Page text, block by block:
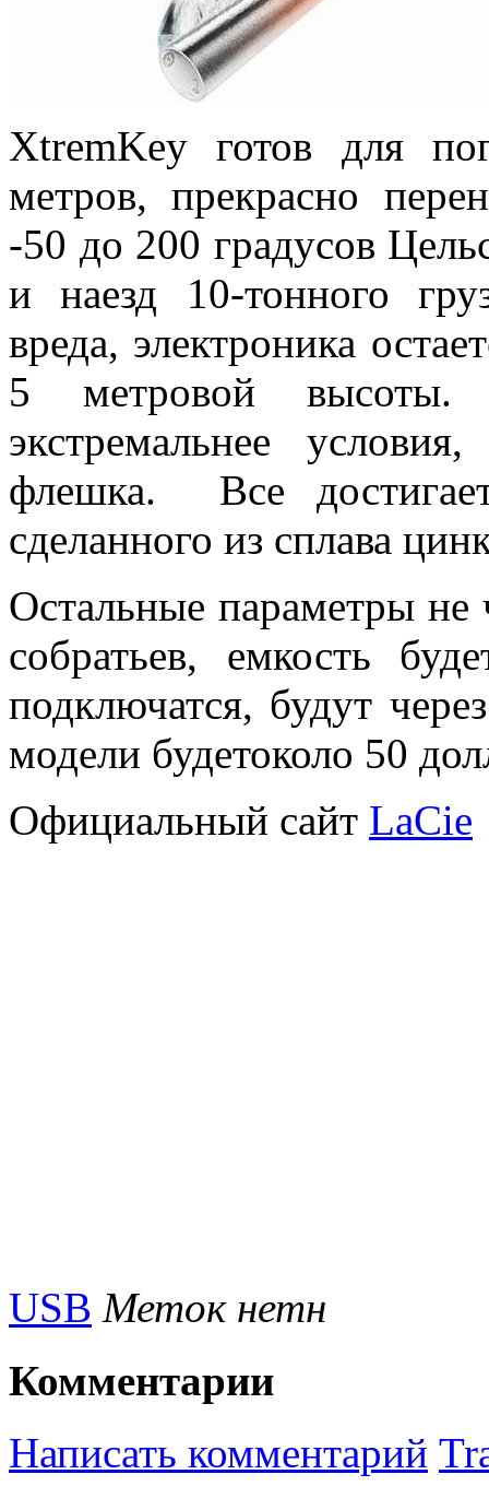
XtremKey готов для
метров, прекрасно
-50 до 200 градусов
и наезд 10-тонного
вреда, электроника
5 метровой высоты.
экстремальнее
флешка. Все
сделанного из сплава
Остальные параметры
собратьев, емкость
подключатся, будут
модели будетоколо 50
Официальный сайт LaCie
USB Меток нетн
Комментарии
Написать комментарий